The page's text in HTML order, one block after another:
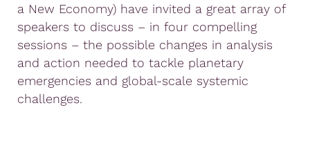
a New Economy) have invited a great array of
speakers to discuss – in four compelling
sessions – the possible changes in analysis
and action needed to tackle planetary
emergencies and global-scale systemic
challenges.